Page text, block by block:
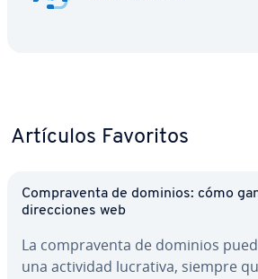
Artículos Favoritos
Co­m­pra­ve­n­ta de dominios: cómo
di­re­c­cio­nes web
La co­m­pra­ve­n­ta de dominios
una actividad lucrativa, siempre